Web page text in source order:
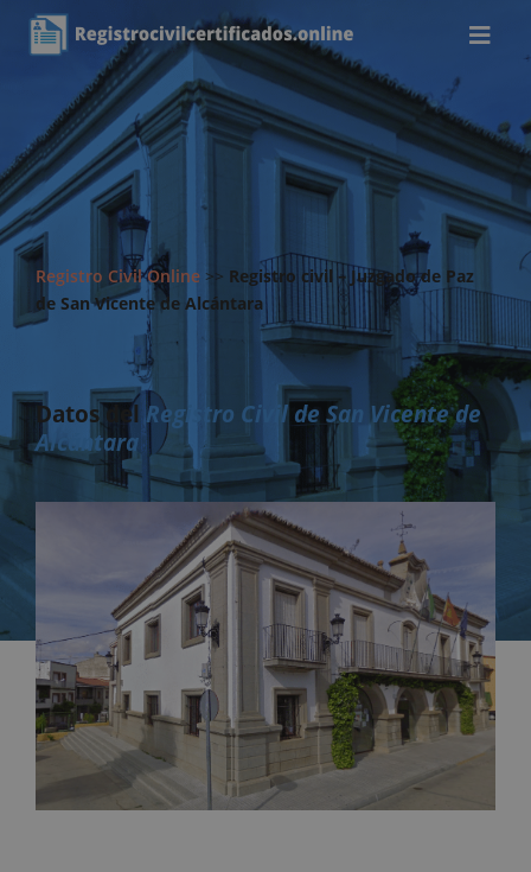
Registro Civil Online >> Registro civil – Juzgado de Paz
de San Vicente de Alcántara
Datos delRegistro Civil de San Vicente de
Alcántara